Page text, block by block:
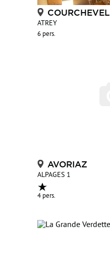
COURCHEVEL
ATREY
6 pers.
AVORIAZ
ALPAGES 1
4 pers.